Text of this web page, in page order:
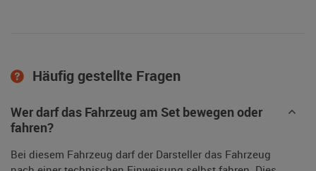
Häufig gestellte Fragen
Wer darf das Fahrzeug am Set bewegen oder
fahren?
Bei diesem Fahrzeug darf der Darsteller das Fahrzeug